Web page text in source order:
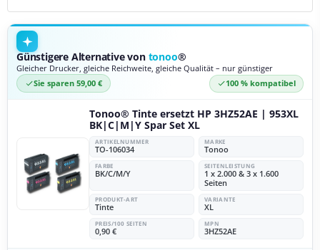
Günstigere Alternative von tonoo®
Gleicher Drucker, gleiche Reichweite, gleiche Qualität – nur günstiger
Sie sparen 59,00 € 100 % kompatibel
Tonoo® Tinte ersetzt HP 3HZ52AE | 953XL
BK|C|M|Y Spar Set XL
ARTIKELNUMMER
TO-106034
MARKE
Tonoo
FARBE
BK/C/M/Y
SEITENLEISTUNG
1 x 2.000 & 3 x 1.600
Seiten
PRODUKT-ART
Tinte
VARIANTE
XL
PREIS/100 SEITEN
0,90 €
MPN
3HZ52AE